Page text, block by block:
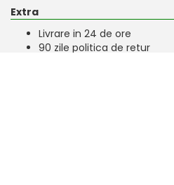
Extra
Livrare in 24 de ore
90 zile politica de retur